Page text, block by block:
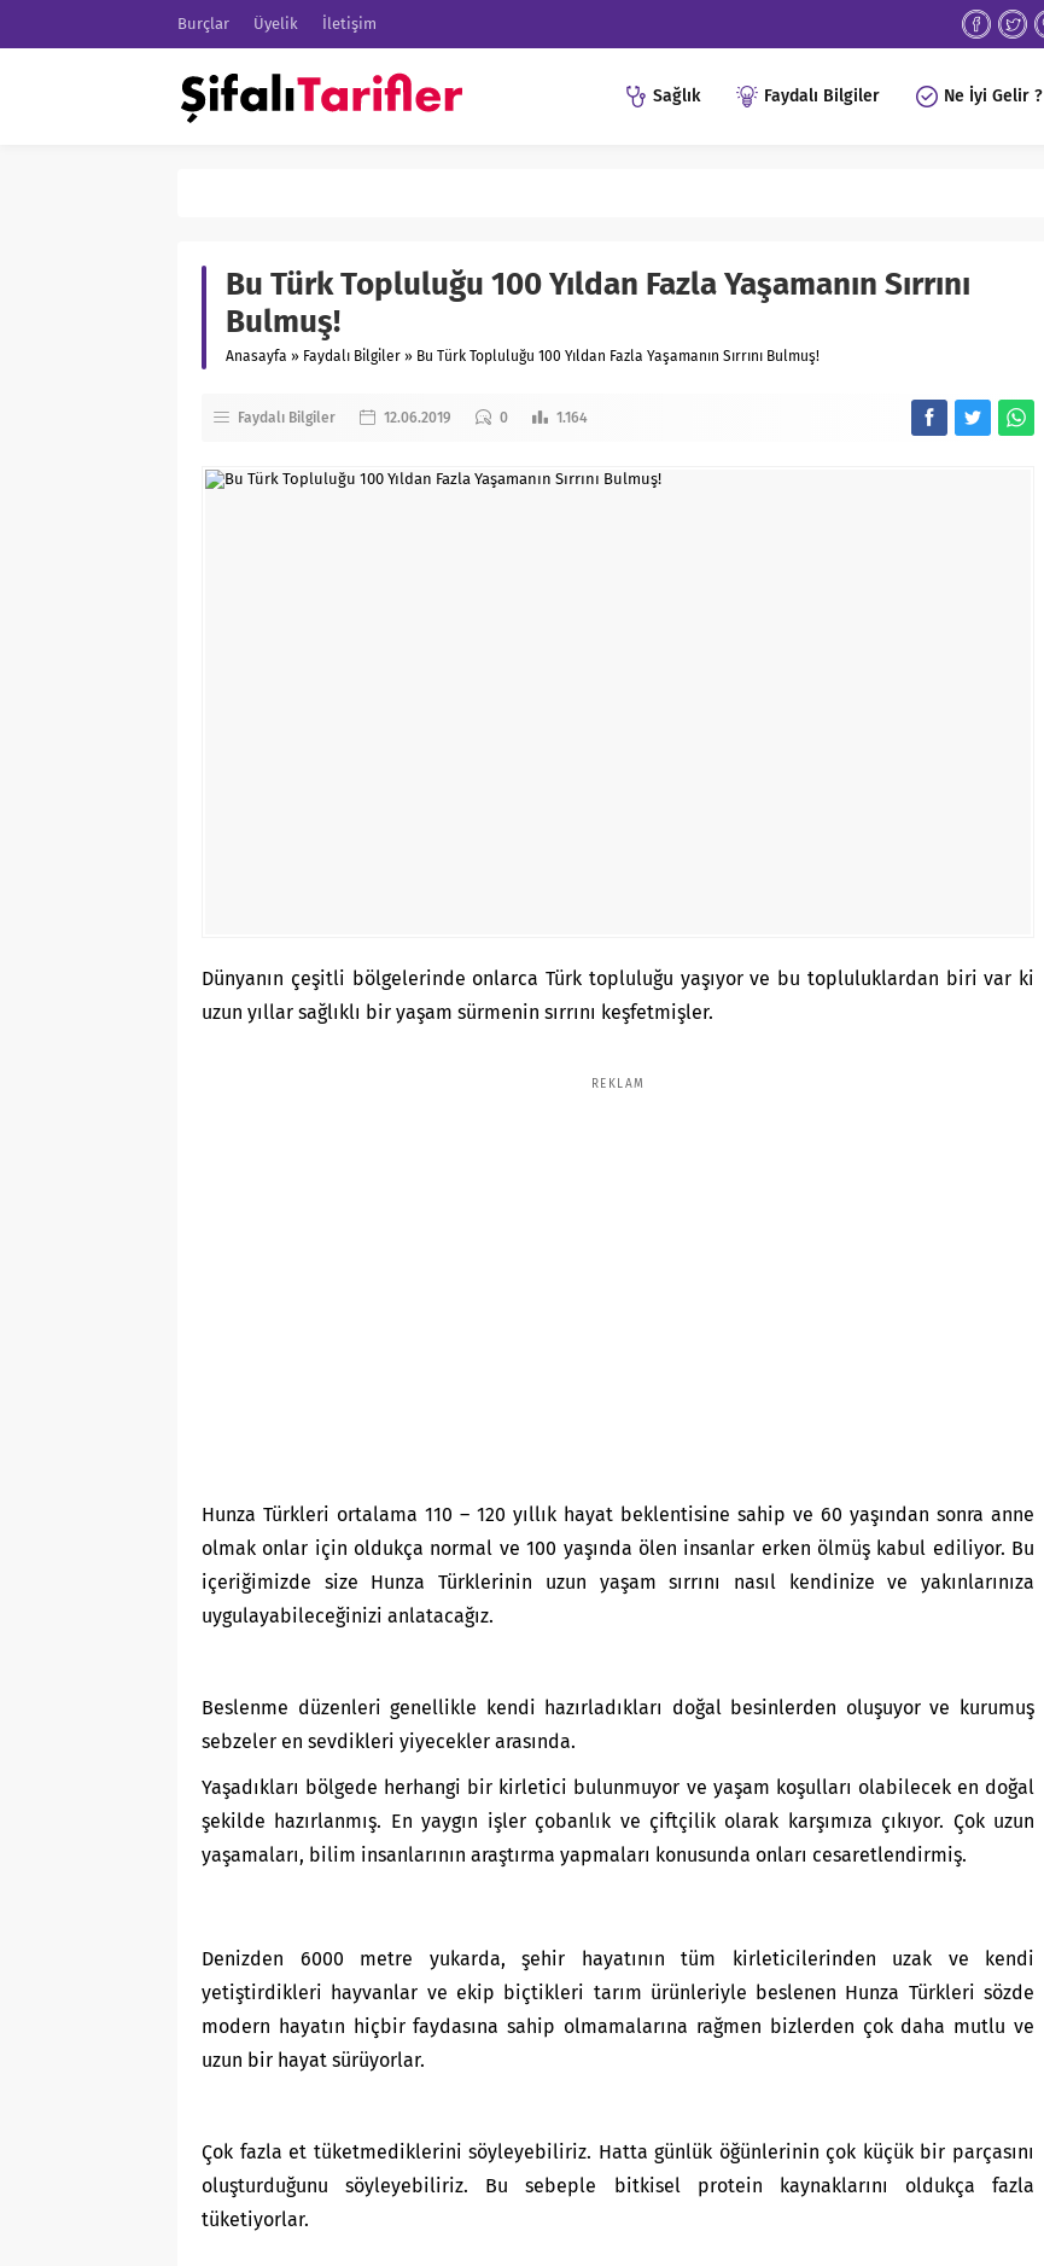
Burçlar Üyelik İletişim
Sağlık Faydalı Bilgiler Ne İyi Gelir ?
Bu Türk Topluluğu 100 Yıldan Fazla Yaşamanın Sırrını
Bulmuş!
Anasayfa » Faydalı Bilgiler » Bu Türk Topluluğu 100 Yıldan Fazla Yaşamanın Sırrını Bulmuş!
Faydalı Bilgiler 12.06.2019 0 1.164
Dünyanın çeşitli bölgelerinde onlarca Türk topluluğu yaşıyor ve bu topluluklardan biri var ki
uzun yıllar sağlıklı bir yaşam sürmenin sırrını keşfetmişler.
REKLAM
Hunza Türkleri ortalama 110 – 120 yıllık hayat beklentisine sahip ve 60 yaşından sonra anne
olmak onlar için oldukça normal ve 100 yaşında ölen insanlar erken ölmüş kabul ediliyor. Bu
içeriğimizde size Hunza Türklerinin uzun yaşam sırrını nasıl kendinize ve yakınlarınıza
uygulayabileceğinizi anlatacağız.
Beslenme düzenleri genellikle kendi hazırladıkları doğal besinlerden oluşuyor ve kurumuş
sebzeler en sevdikleri yiyecekler arasında.
Yaşadıkları bölgede herhangi bir kirletici bulunmuyor ve yaşam koşulları olabilecek en doğal
şekilde hazırlanmış. En yaygın işler çobanlık ve çiftçilik olarak karşımıza çıkıyor. Çok uzun
yaşamaları, bilim insanlarının araştırma yapmaları konusunda onları cesaretlendirmiş.
Denizden 6000 metre yukarda, şehir hayatının tüm kirleticilerinden uzak ve kendi
yetiştirdikleri hayvanlar ve ekip biçtikleri tarım ürünleriyle beslenen Hunza Türkleri sözde
modern hayatın hiçbir faydasına sahip olmamalarına rağmen bizlerden çok daha mutlu ve
uzun bir hayat sürüyorlar.
Çok fazla et tüketmediklerini söyleyebiliriz. Hatta günlük öğünlerinin çok küçük bir parçasını
oluşturduğunu söyleyebiliriz. Bu sebeple bitkisel protein kaynaklarını oldukça fazla
tüketiyorlar.